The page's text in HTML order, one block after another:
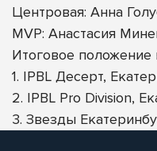
Центровая: Анна
MVP: Анастасия
Итоговое положение
1. IPBL Десерт,
2. IPBL Pro Division,
3. Звезды